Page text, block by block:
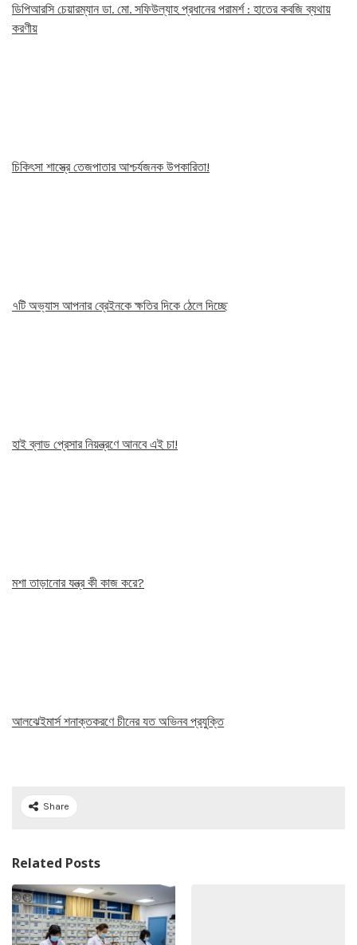
ডিপিআরসি চেয়ারম্যান ডা. মো. সফিউল্যাহ প্রধানের পরামর্শ : হাতের কবজি ব্যথায়
করণীয়
চিকিৎসা শাস্ত্রে তেজপাতার আশ্চর্যজনক উপকারিতা!
৭টি অভ্যাস আপনার ব্রেইনকে ক্ষতির দিকে ঠেলে দিচ্ছে
হাই ব্লাড প্রেসার নিয়ন্ত্রণে আনবে এই চা!
মশা তাড়ানোর যন্ত্র কী কাজ করে?
আলঝেইমার্স শনাক্তকরণে চীনের যত অভিনব প্রযুক্তি
Share
Related Posts